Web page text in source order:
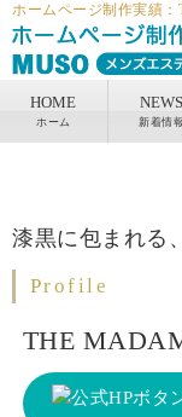
ホームページ制作実績
HOME
ホーム
NEWS
新着情報
漆黒に包まれる
Profile
THE